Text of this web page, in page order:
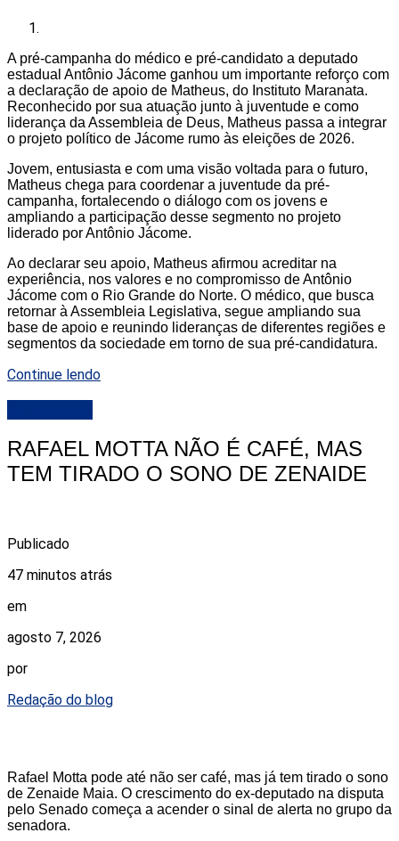
A pré-campanha do médico e pré-candidato a deputado
estadual Antônio Jácome ganhou um importante reforço com
a declaração de apoio de Matheus, do Instituto Maranata.
Reconhecido por sua atuação junto à juventude e como
liderança da Assembleia de Deus, Matheus passa a integrar
o projeto político de Jácome rumo às eleições de 2026.
Jovem, entusiasta e com uma visão voltada para o futuro,
Matheus chega para coordenar a juventude da pré-
campanha, fortalecendo o diálogo com os jovens e
ampliando a participação desse segmento no projeto
liderado por Antônio Jácome.
Ao declarar seu apoio, Matheus afirmou acreditar na
experiência, nos valores e no compromisso de Antônio
Jácome com o Rio Grande do Norte. O médico, que busca
retornar à Assembleia Legislativa, segue ampliando sua
base de apoio e reunindo lideranças de diferentes regiões e
segmentos da sociedade em torno de sua pré-candidatura.
Continue lendo
RAFAEL MOTTA NÃO É CAFÉ, MAS
TEM TIRADO O SONO DE ZENAIDE
Publicado
47 minutos atrás
em
agosto 7, 2026
por
Redação do blog
Rafael Motta pode até não ser café, mas já tem tirado o sono
de Zenaide Maia. O crescimento do ex-deputado na disputa
pelo Senado começa a acender o sinal de alerta no grupo da
senadora.